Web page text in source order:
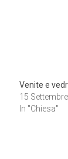
Venite e
15
In "Chiesa"